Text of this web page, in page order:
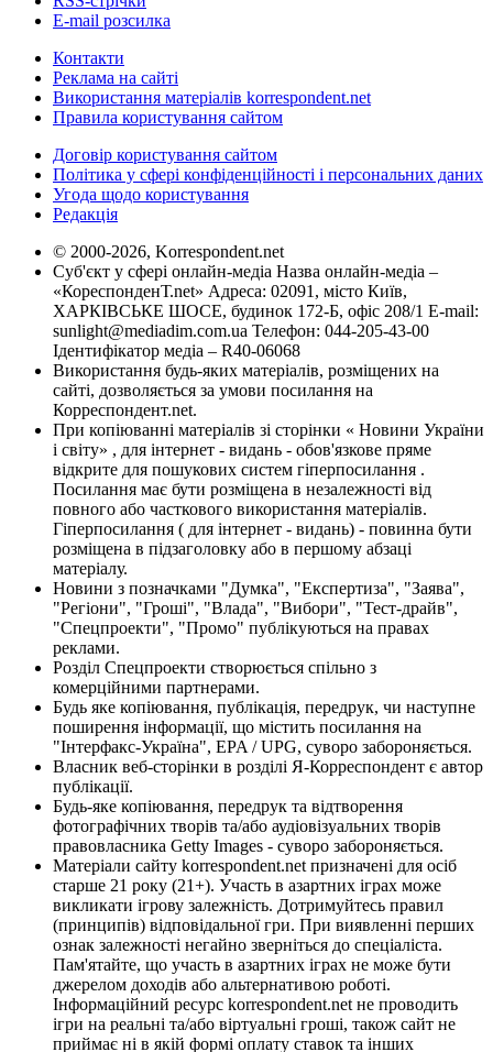
E-mail розсилка
Контакти
Реклама на сайті
Використання матеріалів korrespondent.net
Правила користування сайтом
Договір користування сайтом
Політика у сфері конфіденційності і персональних даних
Угода щодо користування
Редакція
© 2000-2026, Korrespondent.net
Суб'єкт у сфері онлайн-медіа Назва онлайн-медіа –
«КореспонденТ.net» Адреса: 02091, місто Київ,
ХАРКІВСЬКЕ ШОСЕ, будинок 172-Б, офіс 208/1 E-mail:
sunlight@mediadim.com.ua Телефон: 044-205-43-00
Ідентифікатор медіа – R40-06068
Використання будь-яких матеріалів, розміщених на
сайті, дозволяється за умови посилання на
Корреспондент.net.
При копіюванні матеріалів зі сторінки « Новини України
і світу» , для інтернет - видань - обов'язкове пряме
відкрите для пошукових систем гіперпосилання .
Посилання має бути розміщена в незалежності від
повного або часткового використання матеріалів.
Гіперпосилання ( для інтернет - видань) - повинна бути
розміщена в підзаголовку або в першому абзаці
матеріалу.
Новини з позначками "Думка", "Експертиза", "Заява",
"Регіони", "Гроші", "Влада", "Вибори", "Тест-драйв",
"Спецпроекти", "Промо" публікуються на правах
реклами.
Розділ Спецпроекти створюється спільно з
комерційними партнерами.
Будь яке копіювання, публікація, передрук, чи наступне
поширення інформації, що містить посилання на
"Інтерфакс-Україна", EPA / UPG, суворо забороняється.
Власник веб-сторінки в розділі Я-Корреспондент є автор
публікації.
Будь-яке копіювання, передрук та відтворення
фотографічних творів та/або аудіовізуальних творів
правовласника Getty Images - суворо забороняється.
Матеріали сайту korrespondent.net призначені для осіб
старше 21 року (21+). Участь в азартних іграх може
викликати ігрову залежність. Дотримуйтесь правил
(принципів) відповідальної гри. При виявленні перших
ознак залежності негайно зверніться до спеціаліста.
Пам'ятайте, що участь в азартних іграх не може бути
джерелом доходів або альтернативою роботі.
Інформаційний ресурс korrespondent.net не проводить
ігри на реальні та/або віртуальні гроші, також сайт не
приймає ні в якій формі оплату ставок та інших